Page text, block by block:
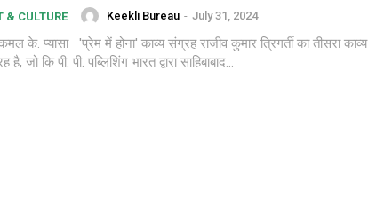
& CULTURE Keekli Bureau - July 31, 2024
के. प्यासा 'प्रेम में होना' काव्य संग्रह राजीव कुमार त्रिगर्ती का तीसरा काव्य
है, जो कि पी. पी. पब्लिशिंग भारत द्वारा साहिबाबाद...